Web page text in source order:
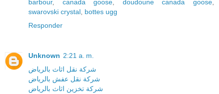
barbour, canada goose doudoune canada goose
swarovski crystal bottes ugg
Responder
Unknown 2:21 a. m.
شركة نقل اثاث بالرياض
شركة نقل عفش بالرياض
شركة تخزين اثاث بالرياض